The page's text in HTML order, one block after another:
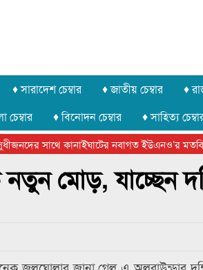
♦ সারাদেশ চেম্বার ♦ জাতীয় চেম্বার ♦
চেম্বার ♦ বিনোদন চেম্বার ♦ সাহিত্য
সাথে কানাইঘাটের নবাগত ইউএনও’র
ফেডারেশানের বিভাগীয় অভিনয় কর্মশালা সম্পন্ন
মোড়, যাচ্ছেন